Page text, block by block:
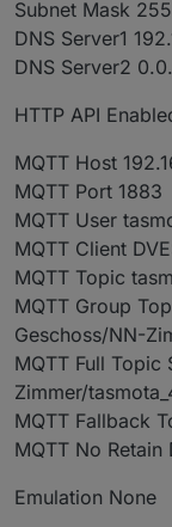
Subnet Mask
DNS Server1
DNS Server2
HTTP API
MQTT Host
MQTT Port 1883
MQTT User
MQTT Client
MQTT Topic
MQTT Group
Geschoss/NN-
MQTT Full Topic
Zimmer/
MQTT Fallback
MQTT No Retain
Emulation None